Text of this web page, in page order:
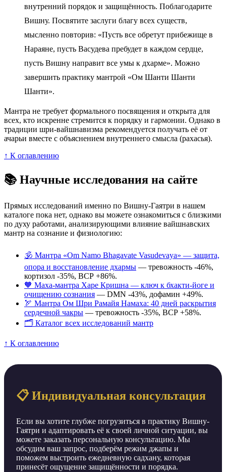
внутренний порядок и защищённость. Поблагодарите
Вишну. Посвятите заслуги благу всех существ,
мысленно повторив: «Пусть все обретут прибежище в
Нараяне, пусть Васудева пребудет в каждом сердце,
пусть Вишну направит все умы к дхарме». Можно
завершить практику мантрой «Ом Шанти Шанти
Шанти».
Мантра не требует формального посвящения и открыта для
всех, кто искренне стремится к порядку и гармонии. Однако в
традиции шри-вайшнавизма рекомендуется получать её от
ачарьи вместе с объяснением внутреннего смысла (рахасья).
↑ К оглавлению
📚 Научные исследования на сайте
Прямых исследований именно по Вишну-Гаятри в нашем
каталоге пока нет, однако вы можете ознакомиться с близкими
по духу работами, анализирующими влияние вайшнавских
мантр на сознание и физиологию:
🕉️ Мантра «Om Namo Bhagavate Vasudevaya» — защита,
опора и восстановление дхармы — тревожность -46%,
кортизол -35%, ВСР +86%.
🧡 Маха-мантра Харе Кришна — ключ к бхакти-йоге и
очищению сознания — DMN -43%, дофамин +49%.
🏹 Мантра Ом Шри Рамайя Намаха: 40 дней раскрытия
сердечной чакры — тревожность -35%, ВСР +58%.
🗂️ Каталог всех исследований мантр
↑ К оглавлению
📋 Индивидуальная консультация
Если вы хотите глубже погрузиться в практику Вишну-
Гаятри и адаптировать её к своей личной ситуации, вы
можете заказать персональную консультацию. Мы
обсудим ваш запрос, подберём режим джапы и
поможем выстроить ежедневную садхану, которая
принесёт ощущение защищённости и порядка.